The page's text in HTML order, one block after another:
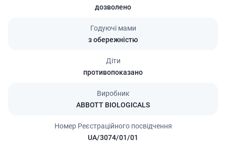
дозволено
Годуючі мами
з обережністю
Діти
противопоказано
Виробник
ABBOTT BIOLOGICALS
Номер Реєстраційного посвідчення
UA/3074/01/01